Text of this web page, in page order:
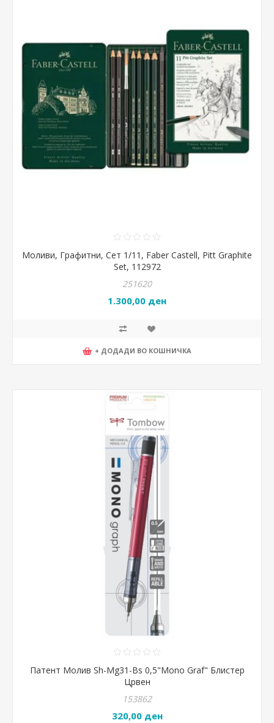
Моливи, Графитни, Сет 1/11, Faber Castell, Pitt Graphite
Set, 112972
251620
1.300,00 ден
+ ДОДАДИ ВО КОШНИЧКА
Патент Молив Sh-Mg31-Bs 0,5"Mono Graf" Блистер
Црвен
153862
320,00 ден